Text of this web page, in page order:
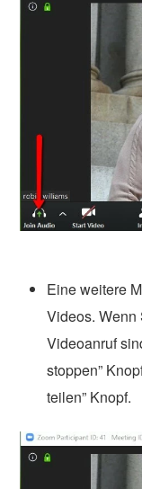
Eine weitere
Videos. Wenn
Videoanruf
stoppen”
teilen” Knopf.